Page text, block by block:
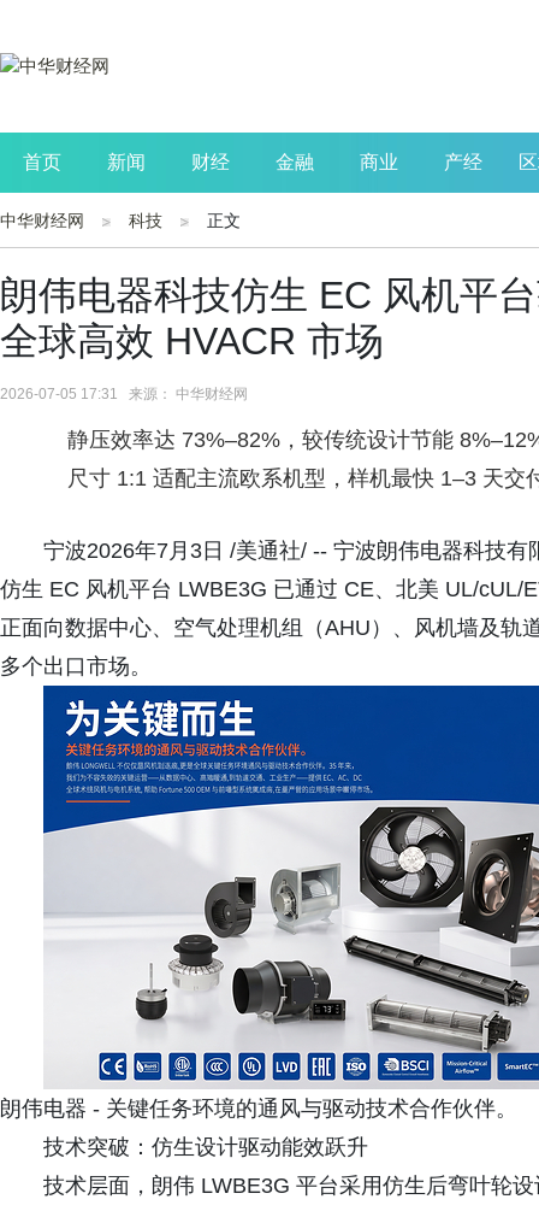
首页 新闻 财经 金融 商业 产经
公司 生活 读书
中华财经网 科技 正文
朗伟电器科技仿生 EC 风机平
全球高效 HVACR 市场
2026-07-05 17:31 来源： 中华财经网
静压效率达 73%–82%，较传统设计节能
尺寸 1:1 适配主流欧系机型，样机最快 1–3 天交
宁波2026年7月3日 /美通社/ -- 宁波朗伟电器科技
仿生 EC 风机平台 LWBE3G 已通过 CE、北美 UL/
正面向数据中心、空气处理机组（AHU）、风机墙及轨
多个出口市场。
朗伟电器 - 关键任务环境的通风与驱动技术合作伙伴。
技术突破：仿生设计驱动能效跃升
技术层面，朗伟 LWBE3G 平台采用仿生后弯叶轮